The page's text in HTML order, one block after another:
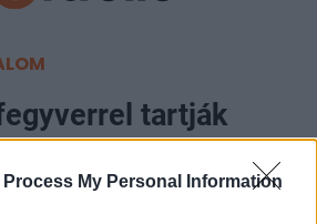
Process My Personal Information
tartják
az iráni tüntetőket